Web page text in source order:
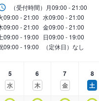
（受付時間） 月09:00 - 21:00
09:00 - 21:00 水09:00 - 21:00
09:00 - 21:00 金09:00 - 21:00
09:00 - 19:00 日09:00 - 19:00
09:00 - 19:00 （定休日）なし
5
水
6
木
7
金
8
土